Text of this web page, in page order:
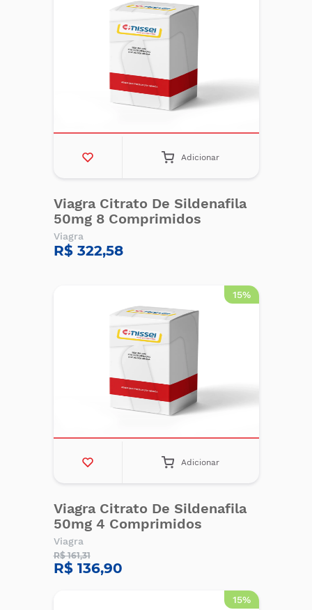
Adicionar
Viagra Citrato De Sildenafila
50mg 8 Comprimidos
Viagra
R$ 322,58
15%
Adicionar
Viagra Citrato De Sildenafila
50mg 4 Comprimidos
Viagra
R$ 161,31
R$ 136,90
15%